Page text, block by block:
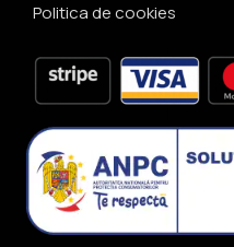
Politica de cookies